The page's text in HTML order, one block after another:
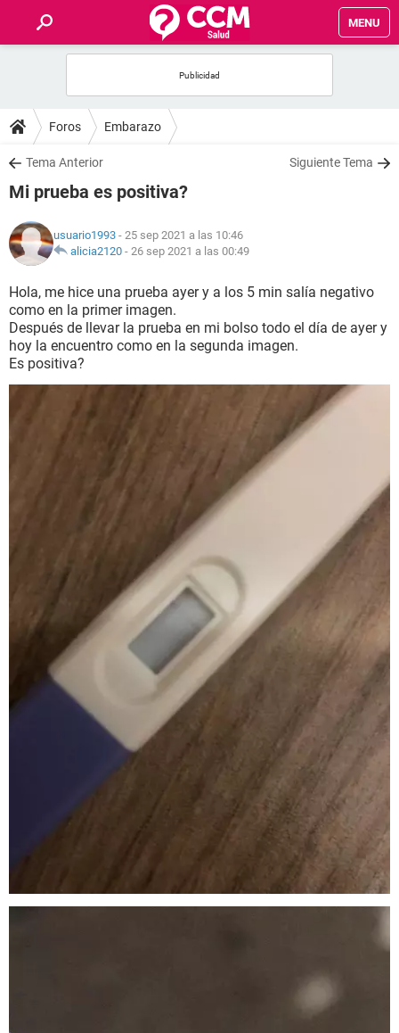
MENU
FOROS
SALUD
FAMILIA
NUTRICIÓN
BIENESTAR
SEXUALIDAD
GLOSARIO
Foros Embarazo
Tema Anterior Siguiente Tema
Mi prueba es positiva?
usuario1993 - 25 sep 2021 a las 10:46
alicia2120 - 26 sep 2021 a las 00:49
Hola, me hice una prueba ayer y a los 5 min salía negativo
como en la primer imagen.
Después de llevar la prueba en mi bolso todo el día de ayer y
hoy la encuentro como en la segunda imagen.
Es positiva?